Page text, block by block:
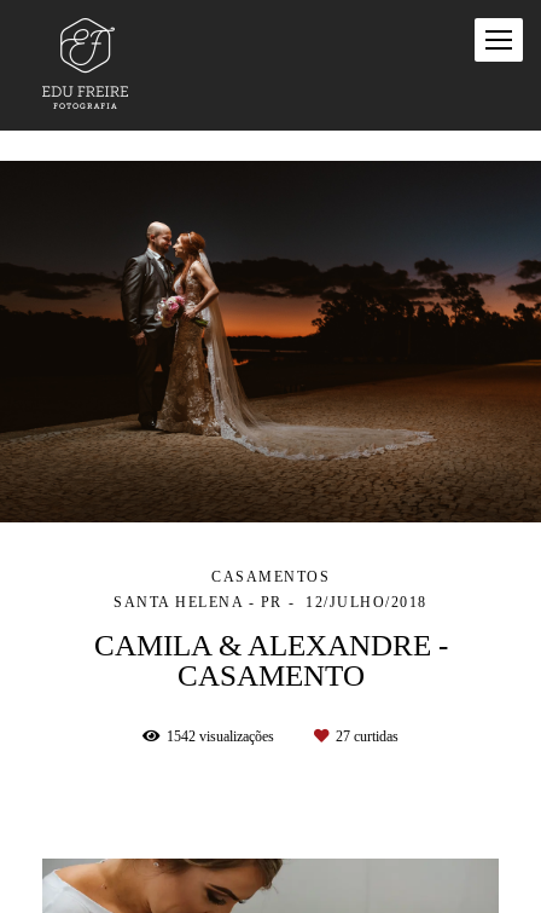
CASAMENTOS
SANTA HELENA - PR
12/JULHO/2018
CAMILA & ALEXANDRE -
CASAMENTO
1542 visualizações 27 curtidas